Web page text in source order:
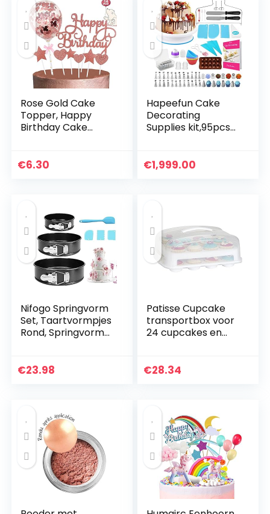
Rose Gold Cake
Topper, Happy
Birthday Cake
Cake Toppers voor
€6.30
Hapeefun Cake
Decorating
Supplies kit,95pcs
decorating
€1,999.00
Nifogo Springvorm
Set, Taartvormpjes
Rond, Springvorm
Niet-Klevende
Bakvormen Voor
Cheesecake en
Biscuit
€23.98
Patisse Cupcake
transportbox voor
24 cupcakes en
€28.34